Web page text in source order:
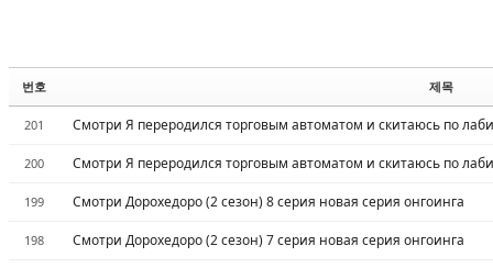
번호 제목
201 Смотри Я переродился торговым автоматом и скитаюсь по
200 Смотри Я переродился торговым автоматом и скитаюсь по
199 Смотри Дорохедоро (2 сезон) 8 серия новая серия онгоинга
198 Смотри Дорохедоро (2 сезон) 7 серия новая серия онгоинга